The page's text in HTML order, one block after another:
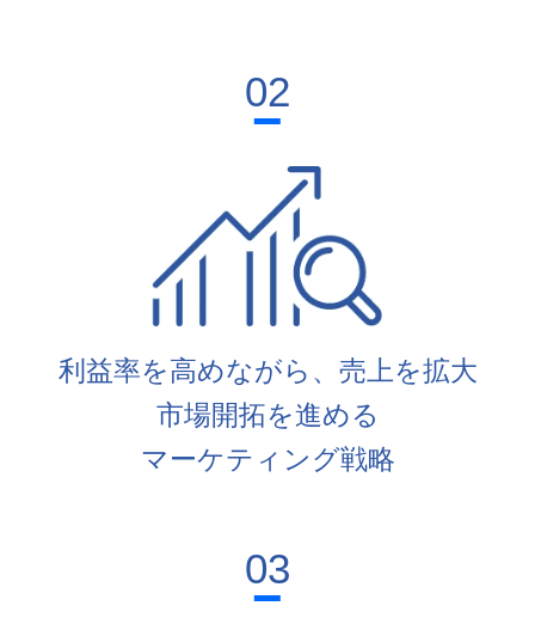
02
利益率を高めながら、売上を拡大
市場開拓を進める
マーケティング戦略
03